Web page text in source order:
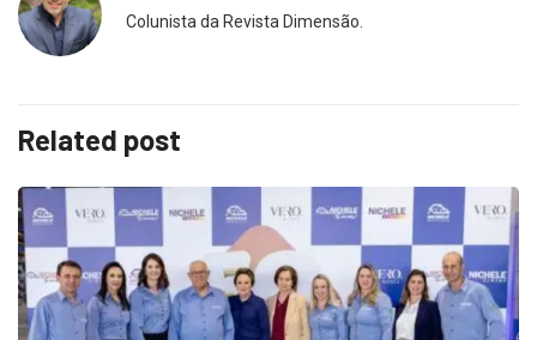
Colunista da Revista Dimensão.
Related post